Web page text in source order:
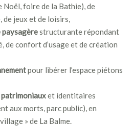
foire de la Bathie), de
jeux et de loisirs,
paysagèrestructurante répondant
de confort d’usage et de création
pour libérer l’espace piétons
et identitaires
aux morts, parc public), en
» de La Balme.